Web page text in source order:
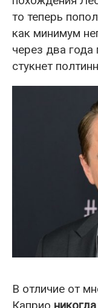
то теперь
как минимум
через два года
стукнет
В отличие от
Каприо